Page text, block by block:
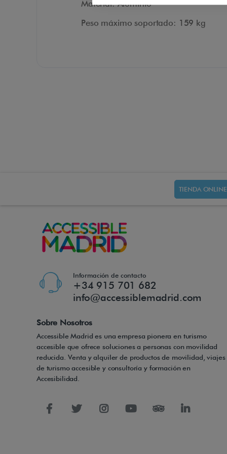
Material: Aluminio
Peso máximo soportado: 159 kg
TIENDA ONLINE
Información de contacto
+34 915 701 682
info@accessiblemadrid.com
Sobre Nosotros
Accessible Madrid es una empresa pionera en turismo
accesible que ofrece soluciones a personas con movilidad
reducida. Venta y alquiler de productos de movilidad, viajes
de turismo accesible y consultoría y formación en
Accesibilidad.